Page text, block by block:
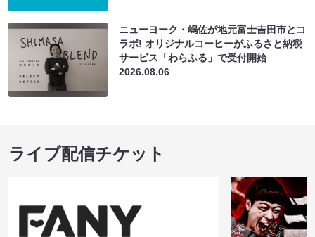
ニューヨーク・嶋佐が地元富士吉田市とコ
ラボ! オリジナルコーヒーがふるさと納税
サービス「わらふる」で受付開始
2026.08.06
ライブ配信チケット